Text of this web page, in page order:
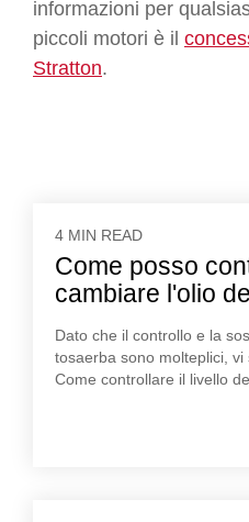
informazioni per
piccoli motori è il
Stratton.
4 MIN READ
Come posso
cambiare l'olio
Dato che il controllo e la
tosaerba sono molteplici,
Come controllare il livello